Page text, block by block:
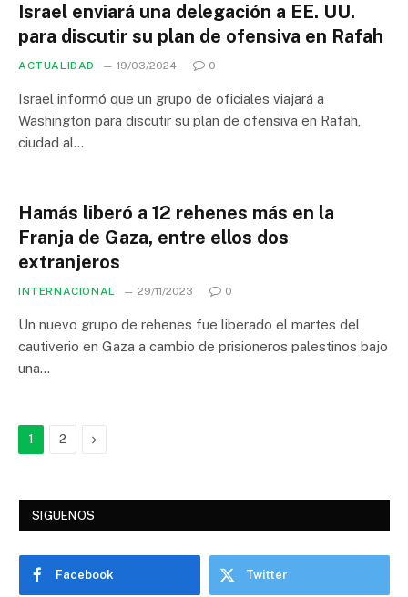
Israel enviará una delegación a EE. UU.
para discutir su plan de ofensiva en Rafah
ACTUALIDAD 19/03/2024 0
Israel informó que un grupo de oficiales viajará a
Washington para discutir su plan de ofensiva en Rafah,
ciudad al…
Hamás liberó a 12 rehenes más en la
Franja de Gaza, entre ellos dos
extranjeros
INTERNACIONAL 29/11/2023 0
Un nuevo grupo de rehenes fue liberado el martes del
cautiverio en Gaza a cambio de prisioneros palestinos bajo
una…
1 2 Next
SIGUENOS
Facebook Twitter